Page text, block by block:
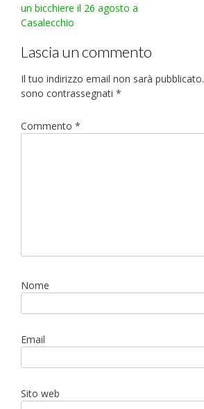
navigation
un bicchiere il 26 agosto a
Casalecchio
Lascia un commento
Il tuo indirizzo email non sarà pubblicato.
sono contrassegnati *
Commento *
Nome
Email
Sito web